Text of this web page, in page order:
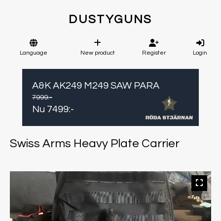
DUSTYGUNS
Language New product Register Login
A&K AK249 M249 SAW PARA
7999:-
Nu 7499:-
Swiss Arms Heavy Plate Carrier